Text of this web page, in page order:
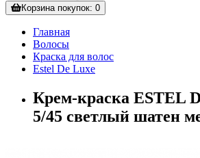
Корзинапокупок: 0
Главная
Волосы
Краска для волос
Estel De Luxe
Крем-краска ESTEL
5/45 светлый шатен